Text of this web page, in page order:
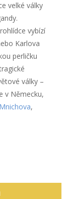
velké války
vybízí
Karlova
perličku
války –
v Německu,
Mnichova,